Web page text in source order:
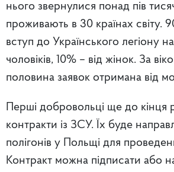
нього звернулися понад пів
проживають в 30 країнах світу.
вступ до Українського легіону
чоловіків, 10% – від жінок. За
половина заявок отримана від
Перші добровольці ще до кінця
контракти із ЗСУ. Їх буде
полігонів у Польщі для
Контракт можна підписати або